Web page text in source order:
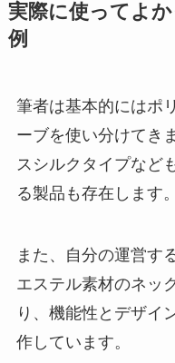
実際に使ってよ
例
筆者は基本的にはポ
ーブを使い分けてき
スシルクタイプなど
る製品も存在します。
また、自分の運営す
エステル素材のネッ
り、機能性とデザイ
作しています。